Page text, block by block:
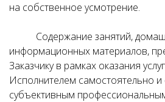
на собственное усмотрение.
Содержание занятий,
информационных материалов,
Заказчику в рамках оказания
Исполнителем самостоятельно
субъективным